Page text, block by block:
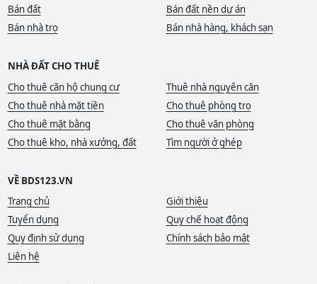
Việc chủ động theo dõi các tin đăng mới hàng ngày cũng là
cách tốt nhất để bạn nắm chắc mặt bằng giá và nguồn cung
https://bds123.vnđể tìm kiếm dãy phòng trọ phù hợp với
ngân sách và mục tiêu khai thác dòng tiền.
Bán đất
Bán đất nền dự án
Bán nhà trọ
Bán nhà hàng, khách sạn
NHÀ ĐẤT CHO THUÊ
Cho thuê căn hộ chung cư
Thuê nhà nguyên căn
Cho thuê nhà mặt tiền
Cho thuê phòng trọ
Cho thuê mặt bằng
Cho thuê văn phòng
Cho thuê kho, nhà xưởng, đất
Tìm người ở ghép
VỀ BDS123.VN
Trang chủ
Giới thiệu
Tuyển dụng
Quy chế hoạt động
Quy định sử dụng
Chính sách bảo mật
Liên hệ